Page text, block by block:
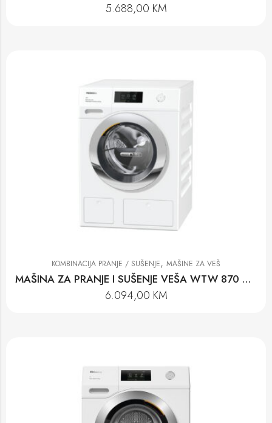
5.688,00 KM
KOMBINACIJA PRANJE / SUŠENJE, MAŠINE ZA VEŠ
MAŠINA ZA PRANJE I SUŠENJE VEŠA WTW 870 WPM
6.094,00 KM